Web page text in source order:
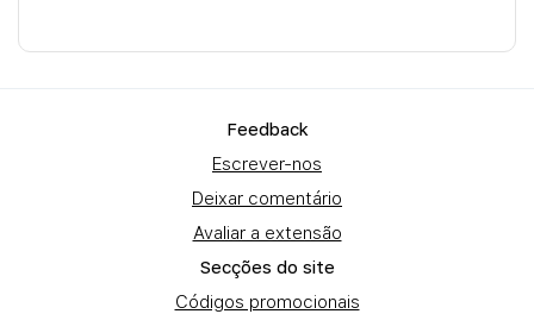
pode ser bastante alto…
Fеedback
Escrever-nos
Deixar comentário
Avaliar a extensão
Secções do site
Códigos promocionais